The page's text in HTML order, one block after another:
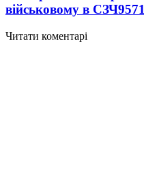
військовому в СЗЧ9571
Читати коментарі